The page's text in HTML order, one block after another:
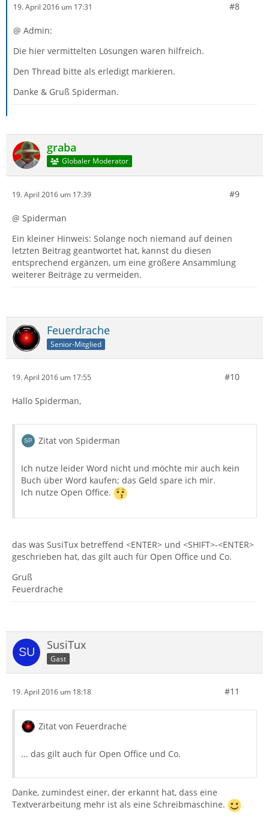
19. April 2016 um 17:31 #8
@ Admin:
Die hier vermittelten Lösungen waren hilfreich.
Den Thread bitte als erledigt markieren.
Danke & Gruß Spiderman.
graba
Globaler Moderator
19. April 2016 um 17:39 #9
@ Spiderman
Ein kleiner Hinweis: Solange noch niemand auf deinen
letzten Beitrag geantwortet hat, kannst du diesen
entsprechend ergänzen, um eine größere Ansammlung
weiterer Beiträge zu vermeiden.
Feuerdrache
Senior-Mitglied
19. April 2016 um 17:55 #10
Hallo Spiderman,
Zitat von Spiderman
Ich nutze leider Word nicht und möchte mir auch kein
Buch über Word kaufen; das Geld spare ich mir.
Ich nutze Open Office.
das was SusiTux betreffend <ENTER> und <SHIFT>-<ENTER>
geschrieben hat, das gilt auch für Open Office und Co.
Gruß
Feuerdrache
SusiTux
Gast
19. April 2016 um 18:18 #11
Zitat von Feuerdrache
... das gilt auch für Open Office und Co.
Danke, zumindest einer, der erkannt hat, dass eine
Textverarbeitung mehr ist als eine Schreibmaschine.